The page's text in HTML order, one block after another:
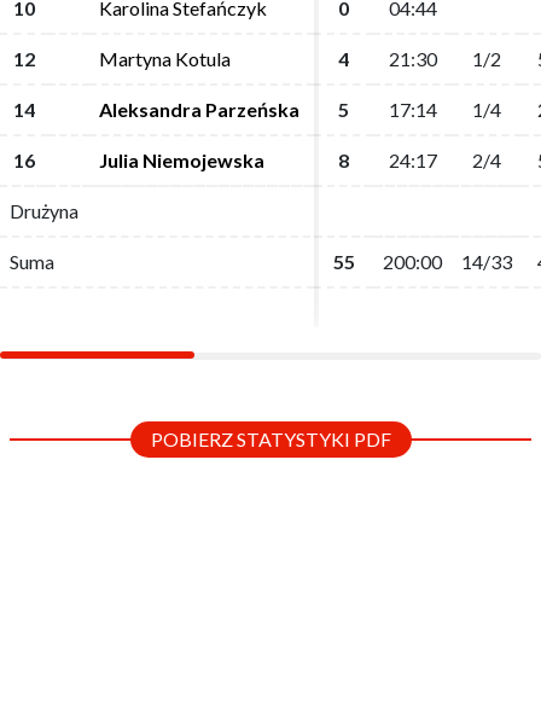
10 Karolina Stefańczyk 0 04:44
12 Martyna Kotula 4 21:30 1/2
14 Aleksandra Parzeńska 5 17:14 1/4
16 Julia Niemojewska 8 24:17 2/4
Drużyna
Suma 55 200:00 14/33
10 Karolina Stefańczyk 0 04:44
12 Martyna Kotula 4 21:30 1/2
14 Aleksandra Parzeńska 5 17:14 1/4
16 Julia Niemojewska 8 24:17 2/4
Drużyna
Suma 55 200:00 14/33
POBIERZ STATYSTYKI PDF